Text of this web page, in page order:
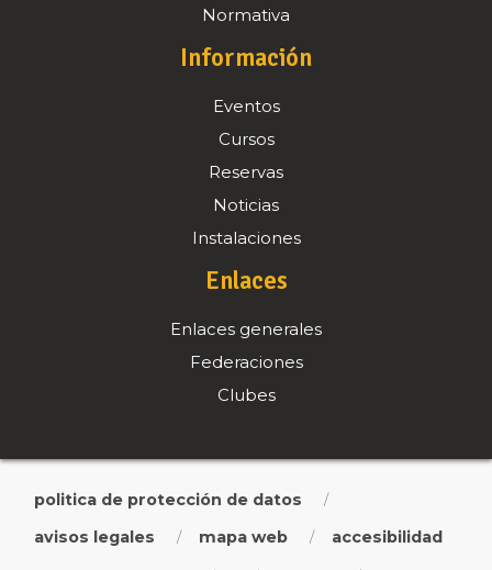
Normativa
Información
Eventos
Cursos
Reservas
Noticias
Instalaciones
Enlaces
Enlaces generales
Federaciones
Clubes
politica de protección de datos /
avisos legales / mapa web / accesibilidad